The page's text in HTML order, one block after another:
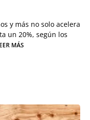
y más no solo acelera
un 20%, según los
MÁS